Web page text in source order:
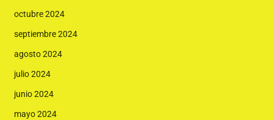
octubre 2024
septiembre 2024
agosto 2024
julio 2024
junio 2024
mayo 2024